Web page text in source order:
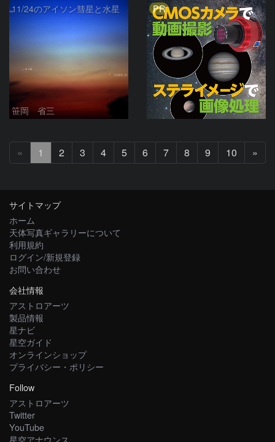
11/24のアイソン彗星と水星
笹岡 省三
PR
« 1 2 3 4 5 6 7 8 9 10 »
へ
サイトマップ
ホーム
天体写真ギャラリーについて
利用規約
ログイン/新規登録
お問い合わせ
会社情報
アストロアーツ
製品情報
星ナビ
星空ガイド
オンラインショップ
プライバシー・ポリシー
Follow
アストロアーツ
Twitter
YouTube
星空アナウンス